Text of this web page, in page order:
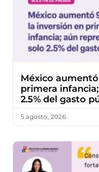
México
primera
2.5% del gasto
5 agosto, 2026